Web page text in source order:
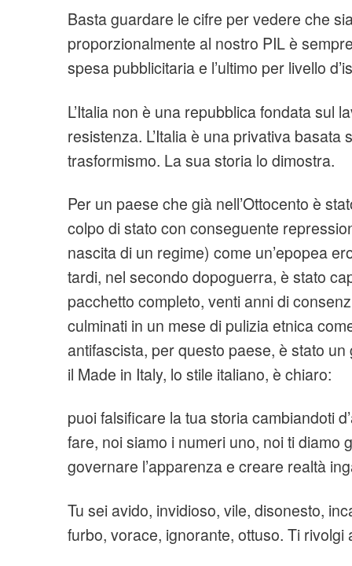
Basta guardare le cifre per vedere che
proporzionalmente al nostro PIL è
spesa pubblicitaria e l’ultimo per livello
L’Italia non è una repubblica fondata sul
resistenza. L’Italia è una privativa basata
trasformismo. La sua storia lo dimostra.
Per un paese che già nell’Ottocento è
colpo di stato con conseguente
nascita di un regime) come un’epopea
tardi, nel secondo dopoguerra, è stato
pacchetto completo, venti anni di
culminati in un mese di pulizia etnica
antifascista, per questo paese, è stato
il Made in Italy, lo stile italiano, è chiaro:
puoi falsificare la tua storia cambiandoti
fare, noi siamo i numeri uno, noi ti diamo
governare l’apparenza e creare realtà
Tu sei avido, invidioso, vile, disonesto,
furbo, vorace, ignorante, ottuso. Ti rivolgi